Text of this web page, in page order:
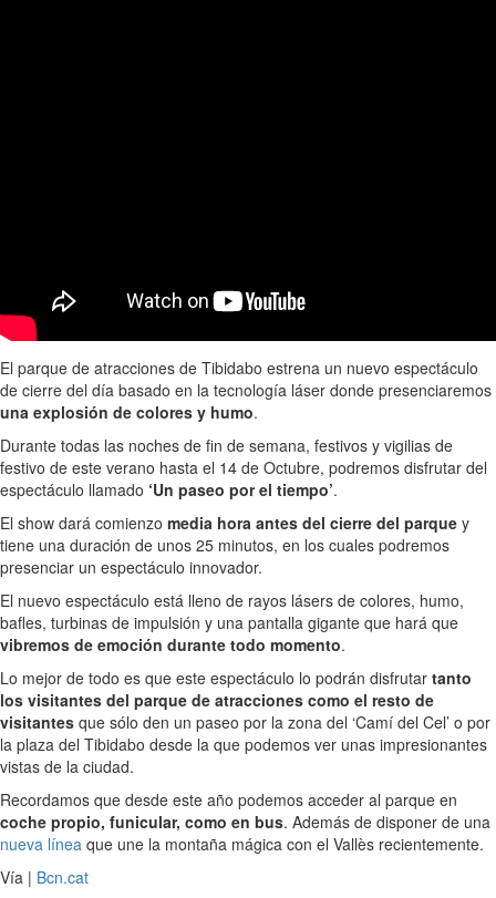
El parque de atracciones de Tibidabo estrena un nuevo espectáculo
de cierre del día basado en la tecnología láser donde presenciaremos
una explosión de colores y humo.
Durante todas las noches de fin de semana, festivos y vigilias de
festivo de este verano hasta el 14 de Octubre, podremos disfrutar del
espectáculo llamado ‘Un paseo por el tiempo’.
El show dará comienzo media hora antes del cierre del parque y
tiene una duración de unos 25 minutos, en los cuales podremos
presenciar un espectáculo innovador.
El nuevo espectáculo está lleno de rayos lásers de colores, humo,
bafles, turbinas de impulsión y una pantalla gigante que hará que
vibremos de emoción durante todo momento.
Lo mejor de todo es que este espectáculo lo podrán disfrutar tanto
los visitantes del parque de atracciones como el resto de
visitantes que sólo den un paseo por la zona del ‘Camí del Cel’ o por
la plaza del Tibidabo desde la que podemos ver unas impresionantes
vistas de la ciudad.
Recordamos que desde este año podemos acceder al parque en
coche propio, funicular, como en bus. Además de disponer de una
nueva línea que une la montaña mágica con el Vallès recientemente.
Vía | Bcn.cat